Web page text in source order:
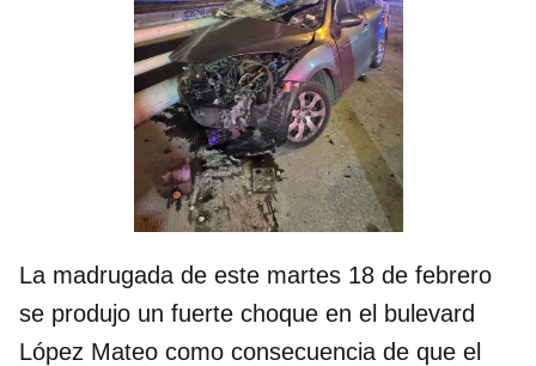
La madrugada de este martes 18 de febrero
se produjo un fuerte choque en el bulevard
López Mateo como consecuencia de que el